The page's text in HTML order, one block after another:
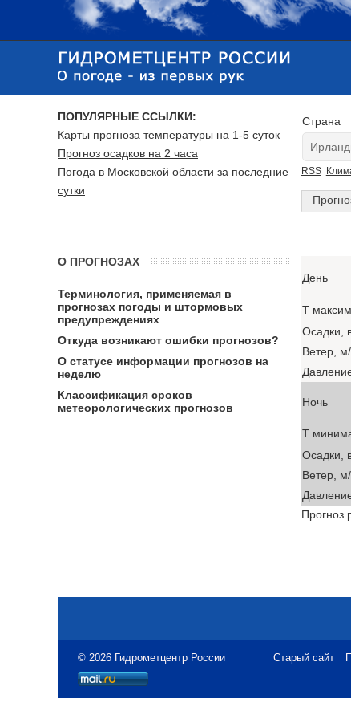
Страна
RSS
День
T
Осадки,
Ветер,
Ночь
T
Осадки,
Ветер,
Прогноз
ПОПУЛЯРНЫЕ ССЫЛКИ:
Карты прогноза температуры на 1-5 суток
Прогноз осадков на 2 часа
Погода в Московской области за последние
сутки
О ПРОГНОЗАХ
Терминология, применяемая в
прогнозах погоды и штормовых
предупреждениях
Откуда возникают ошибки прогнозов?
О статусе информации прогнозов на
неделю
Классификация сроков
метеорологических прогнозов
© 2026 Гидрометцентр России Старый сайт